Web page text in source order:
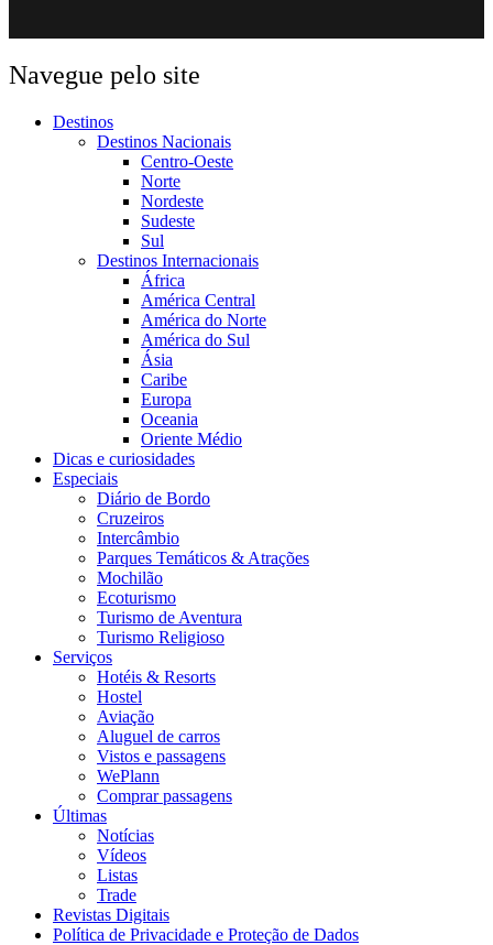
Navegue pelo site
Destinos
Destinos Nacionais
Centro-Oeste
Norte
Nordeste
Sudeste
Sul
Destinos Internacionais
África
América Central
América do Norte
América do Sul
Ásia
Caribe
Europa
Oceania
Oriente Médio
Dicas e curiosidades
Especiais
Diário de Bordo
Cruzeiros
Intercâmbio
Parques Temáticos & Atrações
Mochilão
Ecoturismo
Turismo de Aventura
Turismo Religioso
Serviços
Hotéis & Resorts
Hostel
Aviação
Aluguel de carros
Vistos e passagens
WePlann
Comprar passagens
Últimas
Notícias
Vídeos
Listas
Trade
Revistas Digitais
Política de Privacidade e Proteção de Dados